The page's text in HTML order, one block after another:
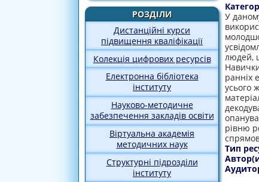
РОЗДІЛИ
Дистанційні курси
підвищення кваліфікації
Колекція цифрових ресурсів
Електронна бібліотека
інституту
Науково-методичне
забезпечення закладів освіти
Віртуальна академія
методичних наук
Структурні підрозділи
інституту
У
людей,
ранніх
усього
рівню
Тип